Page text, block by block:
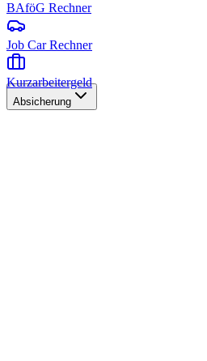
BAföG Rechner
Job Car Rechner
Kurzarbeitergeld
Absicherung